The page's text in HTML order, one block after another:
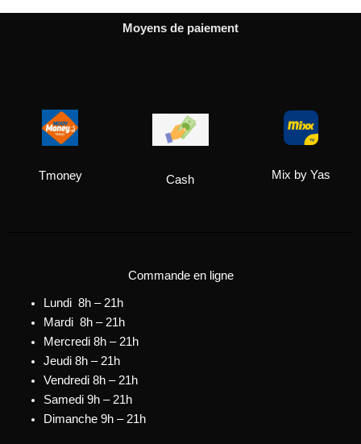
Moyens de paiement
Tmoney Cash Mix by Yas
Commande en ligne
Lundi 8h – 21h
Mardi 8h – 21h
Mercredi 8h – 21h
Jeudi 8h – 21h
Vendredi 8h – 21h
Samedi 9h – 21h
Dimanche 9h – 21h